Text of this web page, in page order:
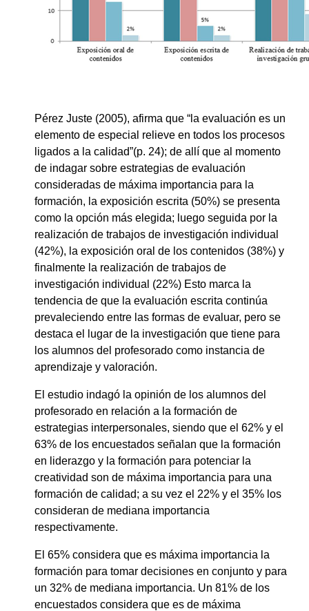
Pérez Juste (2005), afirma que “la evaluación es un
elemento de especial relieve en todos los procesos
ligados a la calidad”(p. 24); de allí que al momento
de indagar sobre estrategias de evaluación
consideradas de máxima importancia para la
formación, la exposición escrita (50%) se presenta
como la opción más elegida; luego seguida por la
realización de trabajos de investigación individual
(42%), la exposición oral de los contenidos (38%) y
finalmente la realización de trabajos de
investigación individual (22%) Esto marca la
tendencia de que la evaluación escrita continúa
prevaleciendo entre las formas de evaluar, pero se
destaca el lugar de la investigación que tiene para
los alumnos del profesorado como instancia de
aprendizaje y valoración.
El estudio indagó la opinión de los alumnos del
profesorado en relación a la formación de
estrategias interpersonales, siendo que el 62% y el
63% de los encuestados señalan que la formación
en liderazgo y la formación para potenciar la
creatividad son de máxima importancia para una
formación de calidad; a su vez el 22% y el 35% los
consideran de mediana importancia
respectivamente.
El 65% considera que es máxima importancia la
formación para tomar decisiones en conjunto y para
un 32% de mediana importancia. Un 81% de los
encuestados considera que es de máxima